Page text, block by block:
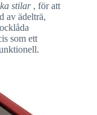
stilar , för att
av ädelträ,
som ett